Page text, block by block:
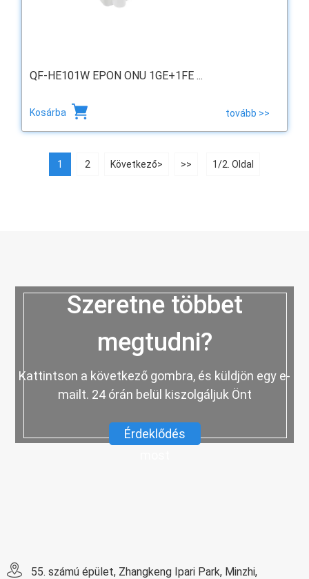
QF-HE101W EPON ONU 1GE+1FE ...
Kosárba tovább >>
1 2 Következő> >> 1/2. Oldal
Szeretne többet
megtudni?
Kattintson a következő gombra, és küldjön egy e-
mailt. 24 órán belül kiszolgáljuk Önt
Érdeklődés
55. számú épület, Zhangkeng Ipari Park, Minzhi,